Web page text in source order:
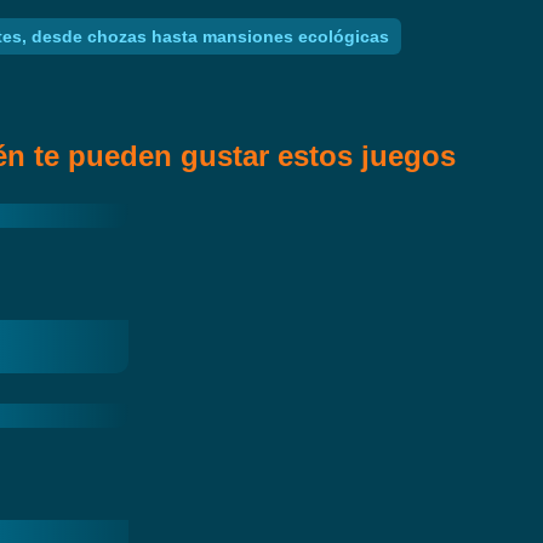
desde chozas hasta mansiones ecológicas
te pueden gustar estos juegos